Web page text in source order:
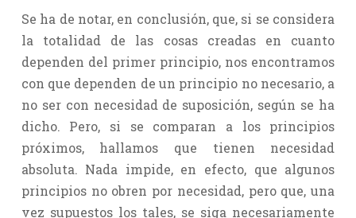
Se ha de notar, en conclusión, que, si se considera
la totalidad de las cosas creadas en cuanto
dependen del primer principio, nos encontramos
con que dependen de un principio no necesario, a
no ser con necesidad de suposición, según se ha
dicho. Pero, si se comparan a los principios
próximos, hallamos que tienen necesidad
absoluta. Nada impide, en efecto, que algunos
principios no obren por necesidad, pero que, una
vez supuestos los tales, se siga necesariamente